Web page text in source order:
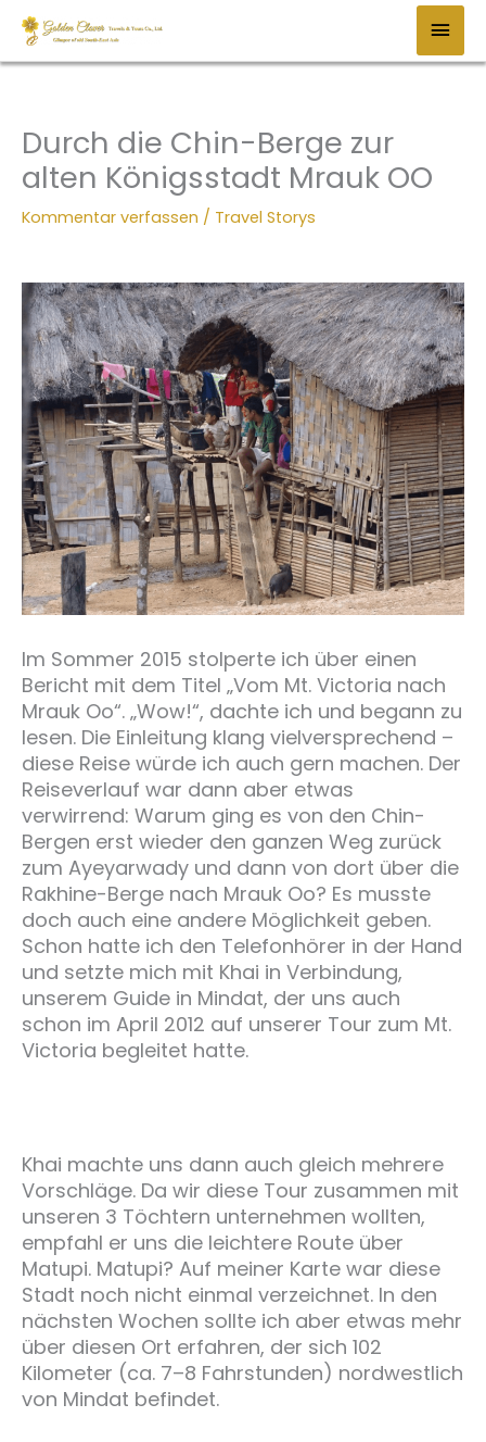
Zum
Inhalt
springen
Durch die Chin-Berge zur
alten Königsstadt Mrauk OO
Kommentar verfassen / Travel Storys
Im Sommer 2015 stolperte ich über einen
Bericht mit dem Titel „Vom Mt. Victoria nach
Mrauk Oo“. „Wow!“, dachte ich und begann zu
lesen. Die Einleitung klang vielversprechend –
diese Reise würde ich auch gern machen. Der
Reiseverlauf war dann aber etwas
verwirrend: Warum ging es von den Chin-
Bergen erst wieder den ganzen Weg zurück
zum Ayeyarwady und dann von dort über die
Rakhine-Berge nach Mrauk Oo? Es musste
doch auch eine andere Möglichkeit geben.
Schon hatte ich den Telefonhörer in der Hand
und setzte mich mit Khai in Verbindung,
unserem Guide in Mindat, der uns auch
schon im April 2012 auf unserer Tour zum Mt.
Victoria begleitet hatte.
Khai machte uns dann auch gleich mehrere
Vorschläge. Da wir diese Tour zusammen mit
unseren 3 Töchtern unternehmen wollten,
empfahl er uns die leichtere Route über
Matupi. Matupi? Auf meiner Karte war diese
Stadt noch nicht einmal verzeichnet. In den
nächsten Wochen sollte ich aber etwas mehr
über diesen Ort erfahren, der sich 102
Kilometer (ca. 7–8 Fahrstunden) nordwestlich
von Mindat befindet.